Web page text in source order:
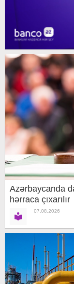
Azərbaycanda
hərraca çıxarılır
07.08.2026